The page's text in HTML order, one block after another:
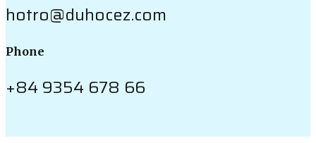
hotro@duhocez.com
Phone
+84 9354 678 66